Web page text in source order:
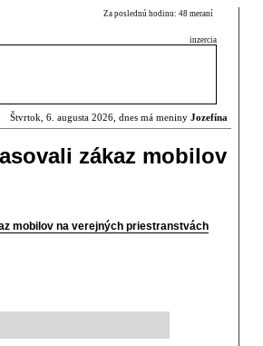
Za poslednú hodinu: 48 meraní
inzercia
Štvrtok, 6. augusta 2026, dnes má meniny Jozefína
zákaz mobilov
mobilov na verejných priestranstvách